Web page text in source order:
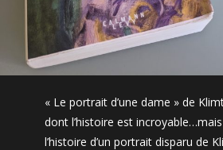
« Le portrait d’une dame » de
dont l’histoire est incroyable…mais
l’histoire d’un portrait disparu de